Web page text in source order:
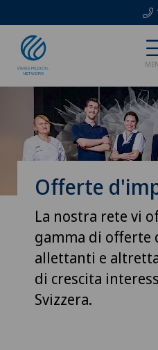
Offerte
La nostra rete vi
gamma di offerte
allettanti e
di crescita
Svizzera.